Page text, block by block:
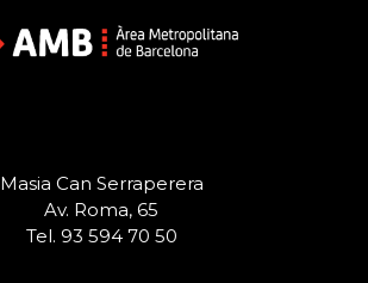
Masia Can Serraperera
Av. Roma, 65
Tel. 93 594 70 50